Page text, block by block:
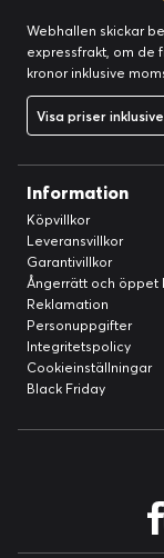
Webhallen skickar
expressfrakt, om de
kronor inklusive
Visa priser
Information
Köpvillkor
Leveransvillkor
Garantivillkor
Ångerrätt och öppet
Reklamation
Personuppgifter
Integritetspolicy
Cookieinställningar
Black Friday